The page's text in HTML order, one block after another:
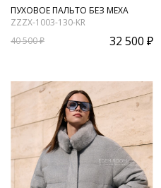
ПУХОВОЕ ПАЛЬТО БЕЗ МЕХА
ZZZX-1003-130-KR
40 500 ₽
32 500 ₽